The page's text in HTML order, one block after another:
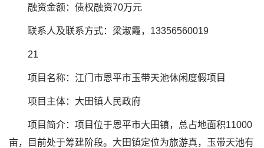
融资金额：债权融资70万元
联系人及联系方式：梁淑霞，13356560019
21
项目名称：江门市恩平市玉带天池休闲度假项目
项目主体：大田镇人民政府
项目简介：项目位于恩平市大田镇，总占地面积11000
亩，目前处于筹建阶段。大田镇定位为旅游真，玉带天池有